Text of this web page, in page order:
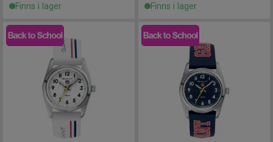
Finns i lager Finns i lager